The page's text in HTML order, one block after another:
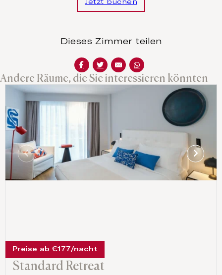
Jetzt buchen
Dieses Zimmer teilen
Andere Räume, die Sie interessieren könnten
Standard Retreat
Preise ab €177/nacht